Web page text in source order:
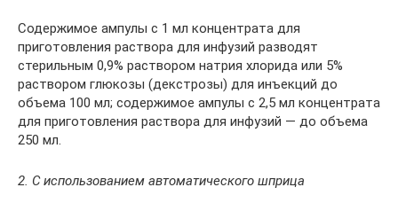
Содержимое ампулы с 1 мл концентрата для
приготовления раствора для инфузий разводят
стерильным 0,9% раствором натрия хлорида или 5%
раствором глюкозы (декстрозы) для инъекций до
объема 100 мл; содержимое ампулы с 2,5 мл концентрата
для приготовления раствора для инфузий — до объема
250 мл.
2. С использованием автоматического шприца